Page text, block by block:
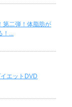
第二弾！体脂肪が
！...
エットDVD